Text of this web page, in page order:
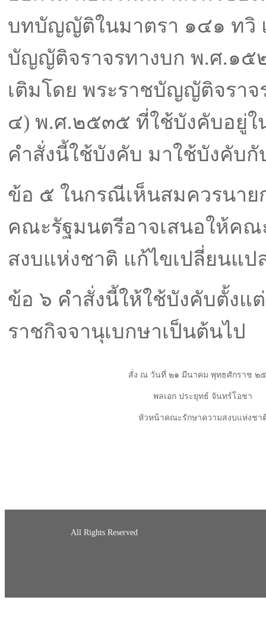
บทบัญญัติในมาตรา ๑๔๑ ทวิ
บัญญัติจราจรทางบก พ.ศ.๑๕
เติมโดย พระราชบัญญัติจรา
๔) พ.ศ.๒๕๓๕ ที่ใช้บังคับอยู่ใ
คําสั่งนี้ใช้บังคับ มาใช้บังคับกั
ข้อ ๕ ในกรณีเห็นสมควรนาย
คณะรัฐมนตรีอาจเสนอให้คณ
สงบแห่งชาติ แก้ไขเปลี่ยนแป
ข้อ ๖ คําสั่งนี้ให้ใช้บังคับตั้งแ
ราชกิจจานุเบกษาเป็นต้นไป
สั่ง ณ วันที่ ๒๑ มีนาคม พุทธศักราช ๒
พลเอก ประยุทธ์ จันทร์โอชา
หัวหน้าคณะรักษาความสงบแห่งชา
All Rights Reserved